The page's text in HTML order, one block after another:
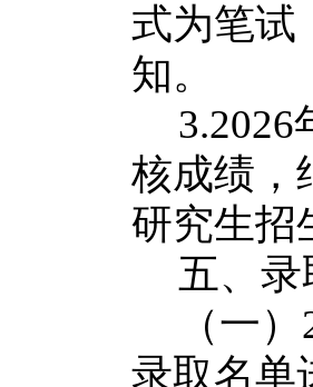
式为笔试
知。
3.2026
核成绩，
研究生招
五、录
（一）
录取名单